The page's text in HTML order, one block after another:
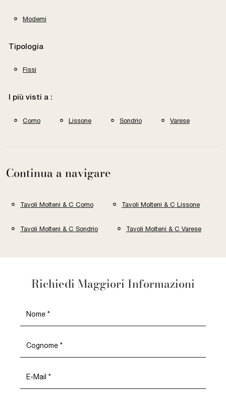
Moderni
Tipologia
Fissi
I più visti a :
Como Lissone Sondrio Varese
Continua a navigare
Tavoli Molteni & C Como Tavoli Molteni & C Lissone
Tavoli Molteni & C Sondrio Tavoli Molteni & C Varese
Richiedi Maggiori Informazioni